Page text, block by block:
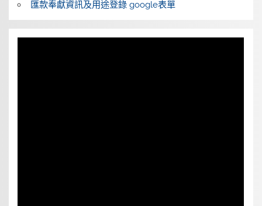
匯款奉獻資訊及用途登錄 google表單